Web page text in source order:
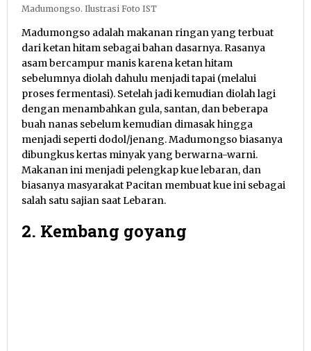
Madumongso. Ilustrasi Foto IST
Madumongso adalah makanan ringan yang terbuat
dari ketan hitam sebagai bahan dasarnya. Rasanya
asam bercampur manis karena ketan hitam
sebelumnya diolah dahulu menjadi tapai (melalui
proses fermentasi). Setelah jadi kemudian diolah lagi
dengan menambahkan gula, santan, dan beberapa
buah nanas sebelum kemudian dimasak hingga
menjadi seperti dodol/jenang. Madumongso biasanya
dibungkus kertas minyak yang berwarna-warni.
Makanan ini menjadi pelengkap kue lebaran, dan
biasanya masyarakat Pacitan membuat kue ini sebagai
salah satu sajian saat Lebaran.
2. Kembang goyang